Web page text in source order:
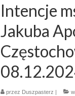
Intencje
Jakuba
przez Duszpasterz |